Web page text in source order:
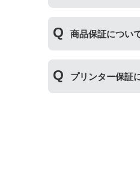
た、保管の際は
商品保証につい
保証期間：ご購
トラブルが発生
・商品を返送
プリンター保証
当店のインク